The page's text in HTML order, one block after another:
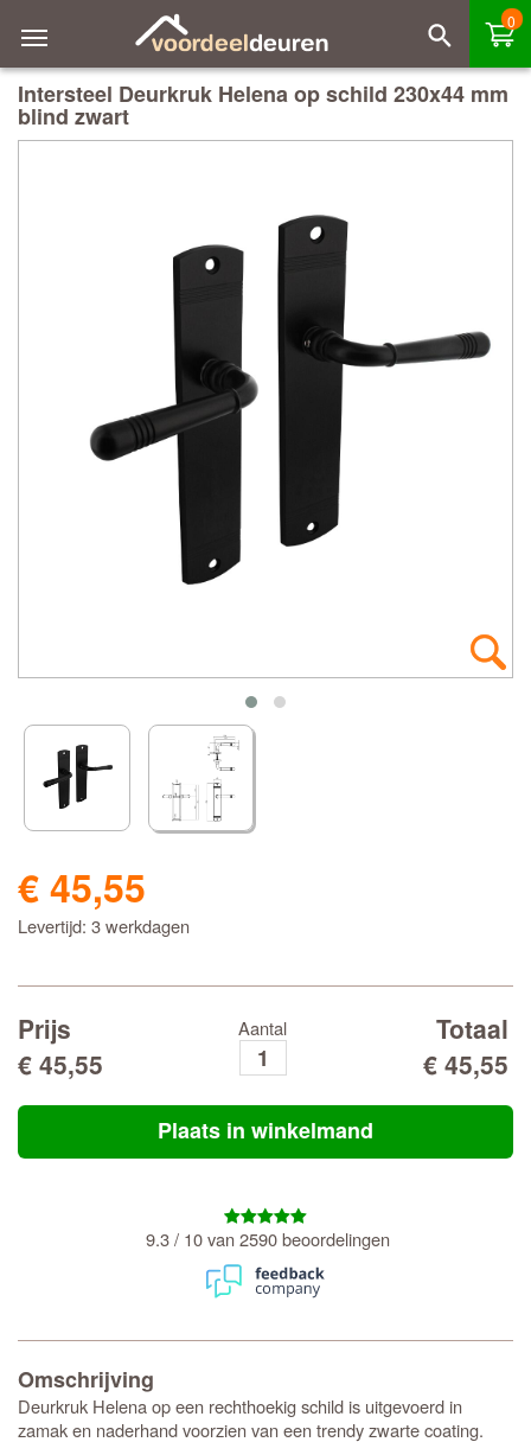
0
Intersteel Deurkruk Helena op schild 230x44 mm
blind zwart
€ 45,55
Levertijd: 3 werkdagen
Prijs
€ 45,55
Aantal
Totaal
€ 45,55
Plaats in winkelmand
9.3 / 10 van 2590 beoordelingen
Omschrijving
Deurkruk Helena op een rechthoekig schild is uitgevoerd in
zamak en naderhand voorzien van een trendy zwarte coating.